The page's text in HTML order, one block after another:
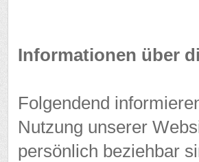
Informationen über
Folgendend
Nutzung unserer
persönlich beziehbar